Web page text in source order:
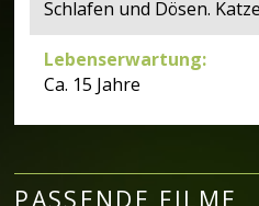
Schlafen und Dösen.
Lebenserwartung:
Ca. 15 Jahre
PASSENDE FILME